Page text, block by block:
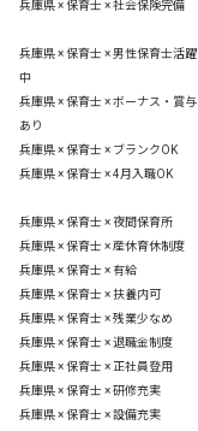
兵庫県 × 保育士 × 社会保険完備
兵庫県 × 保育士 × 男性保育士活躍
中
兵庫県 × 保育士 × ボーナス・賞与
あり
兵庫県 × 保育士 × ブランクOK
兵庫県 × 保育士 × 4月入職OK
兵庫県 × 保育士 × 夜間保育所
兵庫県 × 保育士 × 産休育休制度
兵庫県 × 保育士 × 有給
兵庫県 × 保育士 × 扶養内可
兵庫県 × 保育士 × 残業少なめ
兵庫県 × 保育士 × 退職金制度
兵庫県 × 保育士 × 正社員登用
兵庫県 × 保育士 × 研修充実
兵庫県 × 保育士 × 設備充実